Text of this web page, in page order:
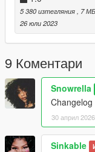
5 380 изтегляния
, 7 МБ
26 юли 2023
9 Коментари
Snowrella
30 април 2026
Sinkable